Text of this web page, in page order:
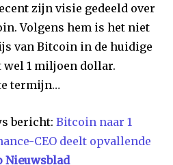
zijn visie gedeeld over
Volgens hem is het niet
van Bitcoin in de huidige
1 miljoen dollar.
termijn…
bericht: Bitcoin naar 1
CEO deelt opvallende
Nieuwsblad